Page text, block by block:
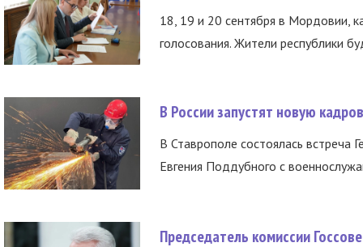
18, 19 и 20 сентября в Мордовии,
голосования. Жители республики
В России запустят новую
В Ставрополе состоялась встреча
Евгения Поддубного с
Председатель комиссии